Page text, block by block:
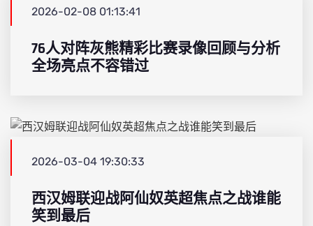
2026-02-08 01:13:41
76人对阵灰熊精彩比赛录像回顾与分析
全场亮点不容错过
2026-03-04 19:30:33
西汉姆联迎战阿仙奴英超焦点之战谁能
笑到最后